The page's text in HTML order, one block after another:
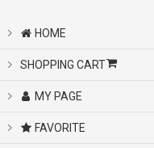
HOME
SHOPPING CART
MY PAGE
FAVORITE